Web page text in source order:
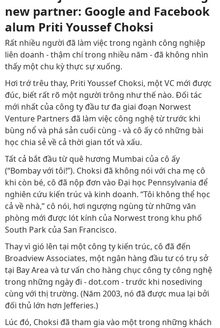
new partner: Google and Facebook
alum Priti Youssef Choksi
Rất nhiều người đã làm việc trong ngành công nghiệp
liên doanh - thậm chí trong nhiều năm - đã không nhìn
thấy một chu kỳ thực sự xuống.
Hơi trớ trêu thay, Priti Youssef Choksi, một VC mới được
đúc, biết rất rõ một người trông như thế nào. Đối tác
mới nhất của công ty đầu tư đa giai đoạn Norwest
Venture Partners đã làm việc công nghệ từ trước khi
bùng nổ và phá sản cuối cùng - và cô ấy có những bài
học chia sẻ về cả thời gian tốt và xấu.
Tất cả bắt đầu từ quê hương Mumbai của cô ấy
(“Bombay với tôi!”). Choksi đã không nói với cha mẹ cô
khi còn bé, cô đã nộp đơn vào Đại học Pennsylvania để
nghiên cứu kiến ​​trúc và kinh doanh. “Tôi không thể học
cả về nhà,” cô nói, hơi ngượng ngùng từ những văn
phòng mới được lót kính của Norwest trong khu phố
South Park của San Francisco.
Thay vì gió lên tại một công ty kiến ​​trúc, cô đã đến
Broadview Associates, một ngân hàng đầu tư có trụ sở
tại Bay Area và tư vấn cho hàng chục công ty công nghệ
trong những ngày đi - dot.com - trước khi nosediving
cùng với thị trường. (Năm 2003, nó đã được mua lại bởi
đối thủ lớn hơn Jefferies.)
Lúc đó, Choksi đã tham gia vào một trong những khách